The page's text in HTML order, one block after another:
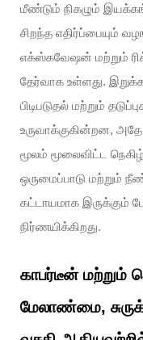
மீண்டும் நிகழும்
சிறந்த எதிர்ப்பையும்
எக்ஸ்கவேஷன் மற்றும்
தேர்வாக உள்ளது.
பிடிபடுதல் மற்றும்
உருவாக்குகின்றன, அதே
மூலம் மூலைவிட்ட
ஒருமைப்பாடு மற்றும்
கட்டாயமாக இருக்கும்
நிர்ணயிக்கிறது.
காபர்டீன் மற்றும்
மேலாண்மை,